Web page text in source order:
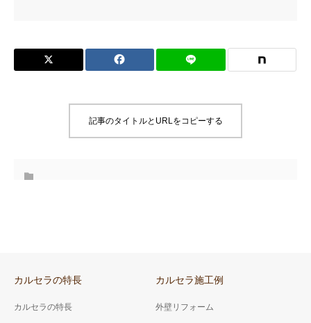
記事のタイトルとURLをコピーする
カルセラの特長
カルセラの特長
カルセラ施工例
外壁リフォーム